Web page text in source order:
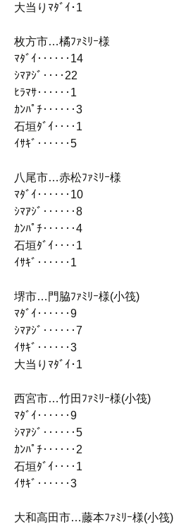
大当りﾏﾀﾞｲ･1
枚方市…橘ﾌｧﾐﾘｰ様
ﾏﾀﾞｲ‥‥‥14
ｼﾏｱｼﾞ‥‥22
ﾋﾗﾏｻ‥‥‥1
ｶﾝﾊﾟﾁ‥‥‥3
石垣ﾀﾞｲ‥‥1
ｲｻｷﾞ‥‥‥5
八尾市…赤松ﾌｧﾐﾘｰ様
ﾏﾀﾞｲ‥‥‥10
ｼﾏｱｼﾞ‥‥‥8
ｶﾝﾊﾟﾁ‥‥‥4
石垣ﾀﾞｲ‥‥1
ｲｻｷﾞ‥‥‥1
堺市…門脇ﾌｧﾐﾘｰ様(小筏)
ﾏﾀﾞｲ‥‥‥9
ｼﾏｱｼﾞ‥‥‥7
ｲｻｷﾞ‥‥‥3
大当りﾏﾀﾞｲ･1
西宮市…竹田ﾌｧﾐﾘｰ様(小筏)
ﾏﾀﾞｲ‥‥‥9
ｼﾏｱｼﾞ‥‥‥5
ｶﾝﾊﾟﾁ‥‥‥2
石垣ﾀﾞｲ‥‥1
ｲｻｷﾞ‥‥‥3
大和高田市…藤本ﾌｧﾐﾘｰ様(小筏)